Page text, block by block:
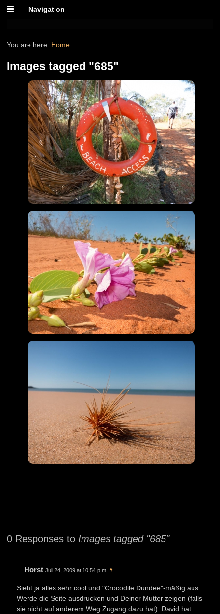
Navigation
You are here: Home
Images tagged "685"
0 Responses to Images tagged "685"
Horst Juli 24, 2009 at 10:54 p.m. #
Sieht ja alles sehr cool und "Crocodile Dundee"-mäßig aus.
Werde die Seite ausdrucken und Deiner Mutter zeigen (falls
sie nicht auf anderem Weg Zugang dazu hat). David hat